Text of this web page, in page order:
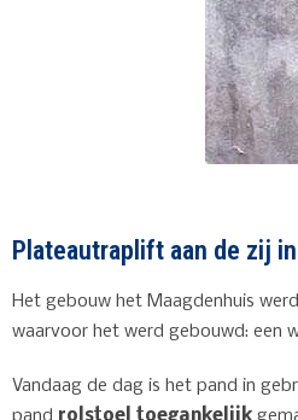
Plateautraplift aan de zij
Het gebouw het Maagdenhuis
waarvoor het werd gebouwd: een
Vandaag de dag is het pand in